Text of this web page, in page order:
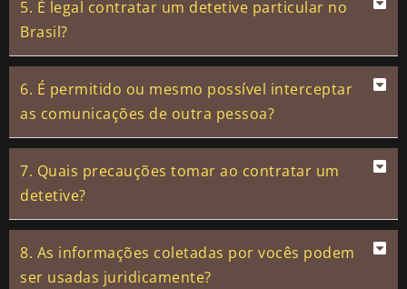
5. É legal contratar um detetive particular no
Brasil?
6. É permitido ou mesmo possível interceptar
as comunicações de outra pessoa?
7. Quais precauções tomar ao contratar um
detetive?
8. As informações coletadas por vocês podem
ser usadas juridicamente?